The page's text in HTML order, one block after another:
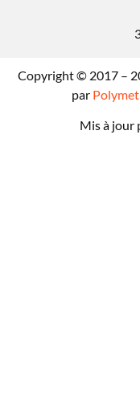
Copyright © 2017 –
par
Mis à jour